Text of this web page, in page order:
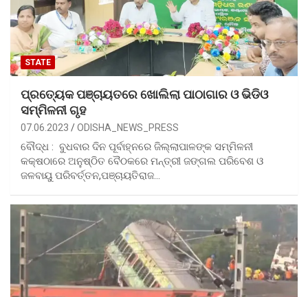
STATE
ପ୍ରତ୍ୟେକ ପଞ୍ଚାୟତରେ ଖୋଲିଲା ପାଠାଗାର ଓ ଭିଡିଓ
ସମ୍ମିଳନୀ ଗୃହ
07.06.2023 ODISHA_NEWS_PRESS
ବୌଦ୍ଧ : ବୁଧବାର ଦିନ ପୂର୍ବାହ୍ନରେ ଜିଲ୍ଲାପାଳଙ୍କ ସମ୍ମିଳନୀ
କକ୍ଷଠାରେ ଅନୁଷ୍ଠିତ ବୈଠକରେ ମନ୍ତ୍ରୀ ଜଙ୍ଗଲ ପରିବେଶ ଓ
ଜଳବାୟୁ ପରିବର୍ତ୍ତନ,ପଞ୍ଚାୟତିରାଜ…